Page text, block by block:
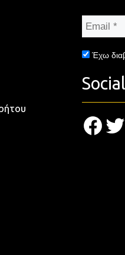
Email
Έχω